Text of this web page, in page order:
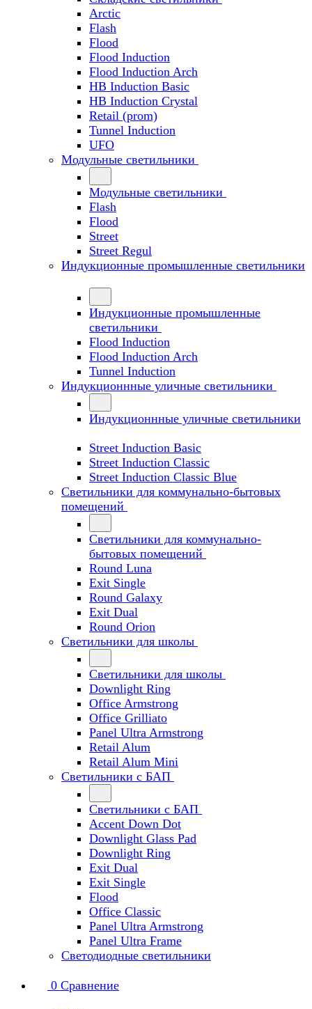
Arctic
Flash
Flood
Flood Induction
Flood Induction Arch
HB Induction Basic
HB Induction Crystal
Retail (prom)
Tunnel Induction
UFO
Модульные светильники
Модульные светильники
Flash
Flood
Street
Street Regul
Индукционные промышленные светильники
Индукционные промышленные
светильники
Flood Induction
Flood Induction Arch
Tunnel Induction
Индукционнные уличные светильники
Индукционнные уличные светильники
Street Induction Basic
Street Induction Classic
Street Induction Classic Blue
Светильники для коммунально-бытовых
помещений
Светильники для коммунально-
бытовых помещений
Round Luna
Exit Single
Round Galaxy
Exit Dual
Round Orion
Светильники для школы
Светильники для школы
Downlight Ring
Office Armstrong
Office Grilliato
Panel Ultra Armstrong
Retail Alum
Retail Alum Mini
Светильники с БАП
Светильники с БАП
Accent Down Dot
Downlight Glass Pad
Downlight Ring
Exit Dual
Exit Single
Flood
Office Classic
Panel Ultra Armstrong
Panel Ultra Frame
Светодиодные светильники
0 Сравнение